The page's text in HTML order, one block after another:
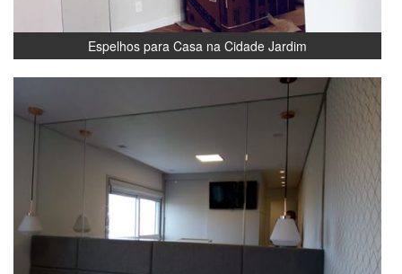
Espelhos para Casa na Cidade Jardim